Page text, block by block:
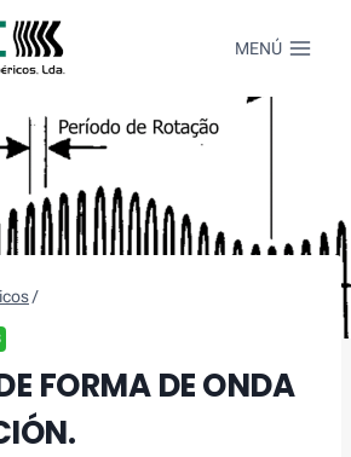
MENÚ
/
FORMA DE ONDA